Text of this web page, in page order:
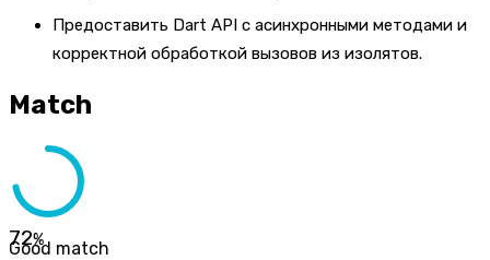
Предоставить Dart API с асинхронными методами и
корректной обработкой вызовов из изолятов.
Match
72%
Good match